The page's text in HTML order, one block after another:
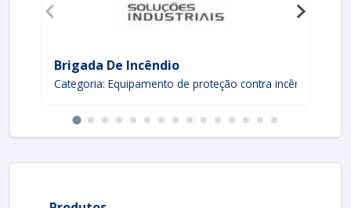
Brigada De Incêndio
Categoria: Equipamento de proteção contra incêndios